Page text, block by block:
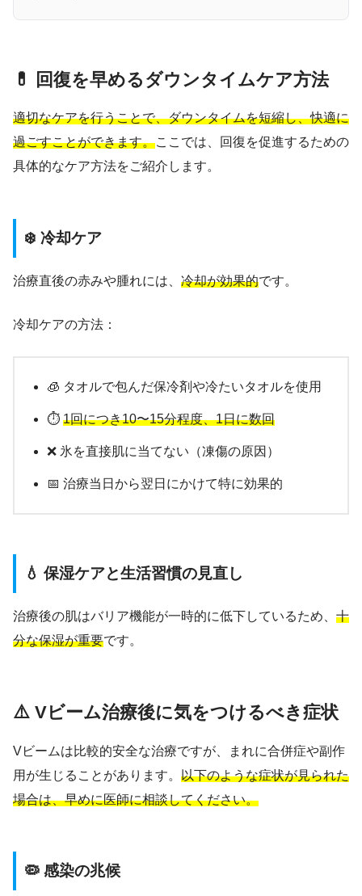
💊 回復を早めるダウンタイムケア方法
適切なケアを行うことで、ダウンタイムを短縮し、快適に
過ごすことができます。ここでは、回復を促進するための
具体的なケア方法をご紹介します。
❄️ 冷却ケア
治療直後の赤みや腫れには、 冷却が効果的です。
冷却ケアの方法：
🧊 タオルで包んだ保冷剤や冷たいタオルを使用
⏱️ 1回につき10〜15分程度、1日に数回
❌ 氷を直接肌に当てない（凍傷の原因）
📅 治療当日から翌日にかけて特に効果的
💧 保湿ケアと生活習慣の見直し
治療後の肌はバリア機能が一時的に低下しているため、 十
分な保湿が重要です。
⚠️ Vビーム治療後に気をつけるべき症状
Vビームは比較的安全な治療ですが、まれに合併症や副作
用が生じることがあります。 以下のような症状が見られた
場合は、早めに医師に相談してください。
🦠 感染の兆候